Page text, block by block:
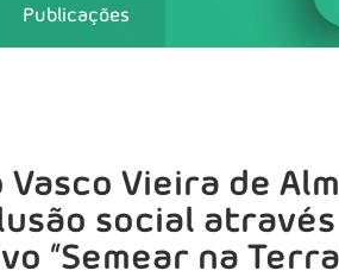
Publicações
Vasco Vieira de
social
“Semear na